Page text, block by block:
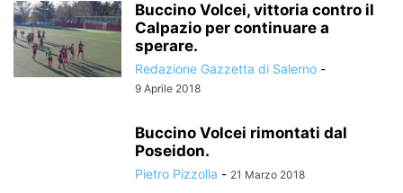
Buccino Volcei, vittoria contro il
Calpazio per continuare a
sperare.
Redazione Gazzetta di Salerno -
9 Aprile 2018
Buccino Volcei rimontati dal
Poseidon.
Pietro Pizzolla - 21 Marzo 2018